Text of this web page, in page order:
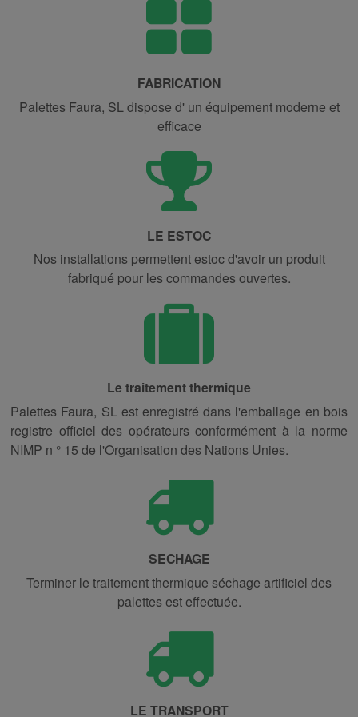
FABRICATION
Palettes Faura, SL dispose d' un équipement moderne et
efficace
LE ESTOC
Nos installations permettentestocd'avoir un produit
fabriqué pourlescommandes ouvertes.
Le traitement thermique
Palettes Faura, SL est enregistré dans l'emballage en bois
registre officiel des opérateurs conformément à la norme
NIMP n ° 15 de l'Organisation des Nations Unies.
SECHAGE
Terminer le traitement thermique séchage artificiel des
palettes est effectuée.
LE TRANSPORT